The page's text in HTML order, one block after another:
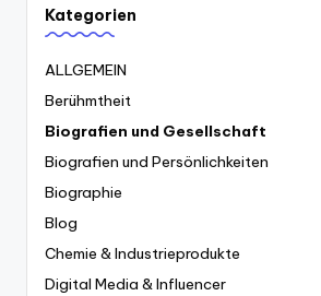
Kategorien
ALLGEMEIN
Berühmtheit
Biografien und Gesellschaft
Biografien und Persönlichkeiten
Biographie
Blog
Chemie & Industrieprodukte
Digital Media & Influencer